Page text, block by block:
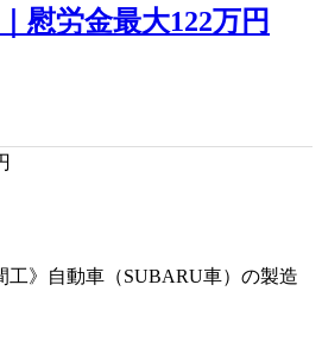
慰労金最大122万円
工》自動車（SUBARU車）の製造